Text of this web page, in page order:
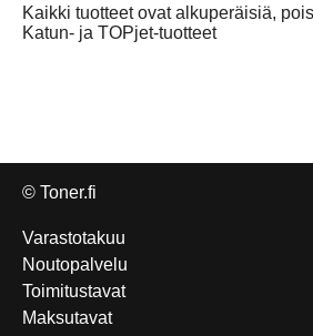
Kaikki tuotteet ovat alkuperäisiä,
Katun- ja TOPjet-tuotteet
© Toner.fi
Varastotakuu
Noutopalvelu
Toimitustavat
Maksutavat